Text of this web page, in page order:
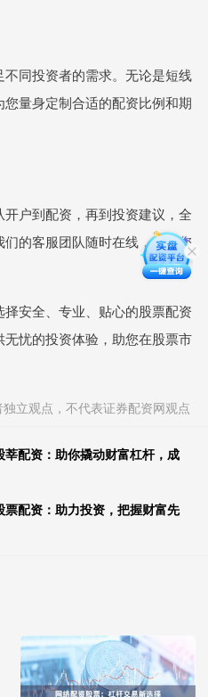
同投资者的需求。无论是短线
量身定制合适的配资比例和期
户到配资，再到投资建议，全
的客服团队随时在线，解答您
安全、专业、贴心的股票配资
忧的投资体验，助您在股票市
立观点，不代表证券配资网观点
配资：助你撬动财富杠杆，成
配资：助力投资，把握财富先